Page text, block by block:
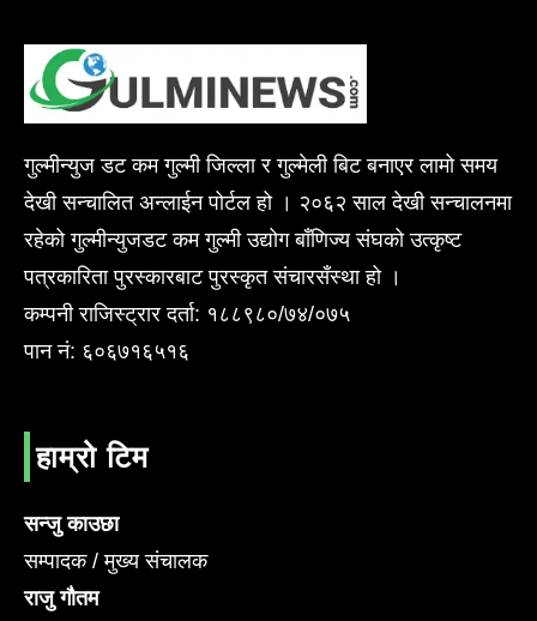
गुल्मीन्युज डट कम गुल्मी जिल्ला र गुल्मेली बिट बनाएर लामो समय
देखी सन्चालित अन्लाईन पोर्टल हो । २०६२ साल देखी सन्चालनमा
रहेको गुल्मीन्युजडट कम गुल्मी उद्योग बाँणिज्य संघको उत्कृष्ट
पत्रकारिता पुरस्कारबाट पुरस्कृत संचारसँस्था हो ।
कम्पनी राजिस्ट्रार दर्ता: १८८९८०/७४/०७५
पान नं: ६०६७१६५१६
हाम्रो टिम
सन्जु काउछा
सम्पादक / मुख्य संचालक
राजु गौतम